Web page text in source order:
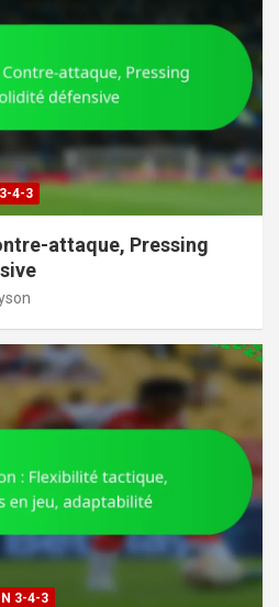
4-3
attaque, Pressing
3-4-3